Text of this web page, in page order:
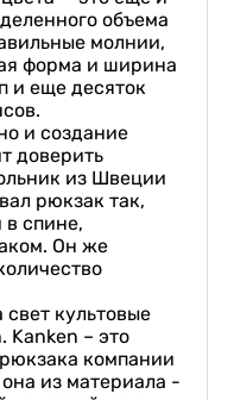
объема
молнии,
форма и ширина
и еще десяток
и создание
доверить
из Швеции
рюкзак так,
в спине,
Он же
свет культовые
Kanken – это
компании
она из материала -